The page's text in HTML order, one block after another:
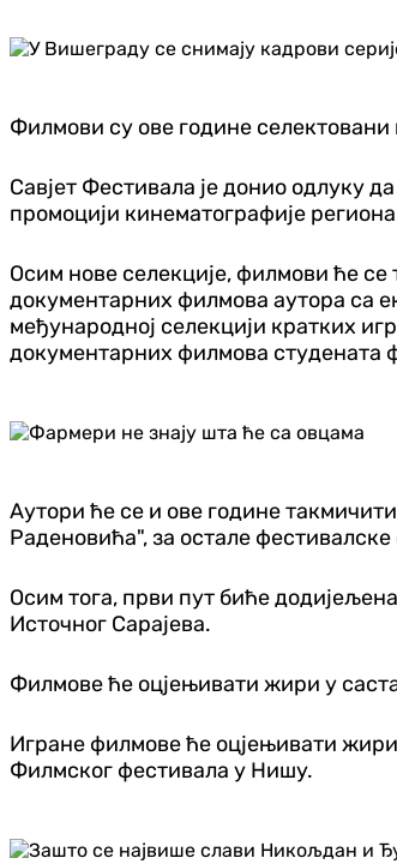
Филмови су ове године
Савјет Фестивала је донио одлуку
промоцији кинематографије
Осим нове селекције, филмови ће
документарних филмова аутора са
међународној селекцији кратких
документарних филмова студената
Аутори ће се и ове године
Раденовића", за остале
Осим тога, први пут биће
Источног Сарајева.
Филмове ће оцјењивати жири у
Игране филмове ће оцјењивати
Филмског фестивала у Нишу.